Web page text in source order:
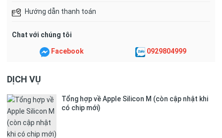
Hướng dẫn thanh toán
Chat với chúng tôi
Facebook 0929804999
DỊCH VỤ
Tổng hợp về Apple Silicon M (còn cập nhật khi
có chip mới)